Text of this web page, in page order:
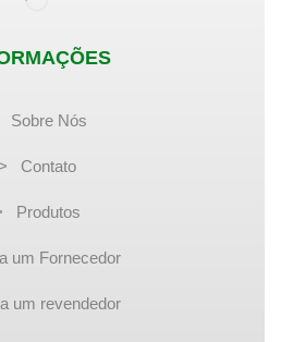
Sobre Nós
Contato
Produtos
um Fornecedor
um revendedor